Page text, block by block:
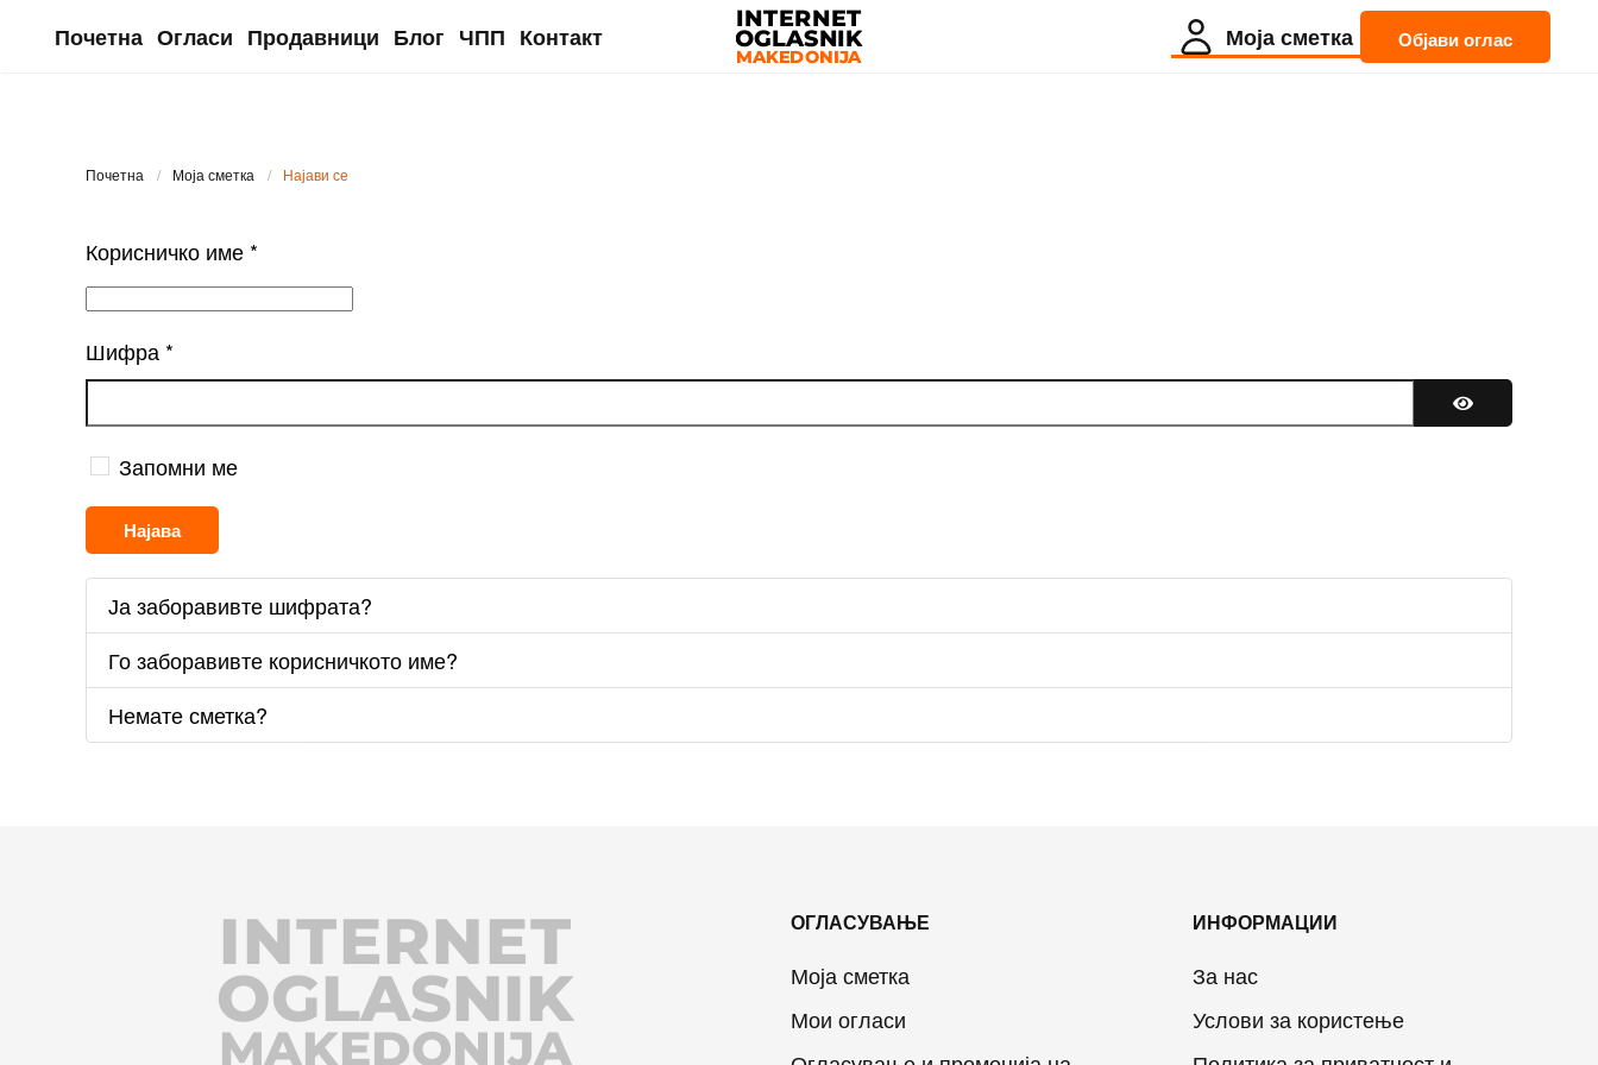
Почетна Огласи Продавници Блог ЧПП Контакт Моја сметка Објави оглас
Почетна Моја сметка Најави се
Корисничко име *
Шифра *
Запомни ме
Најава
Ја заборавивте шифрата?
Го заборавивте корисничкото име?
Немате сметка?
INTERNET
MAKEDONIJA
OGLASNIK
ОГЛАСУВАЊЕ
Моја сметка
Мои огласи
ИНФОРМАЦИИ
За нас
Услови за користење